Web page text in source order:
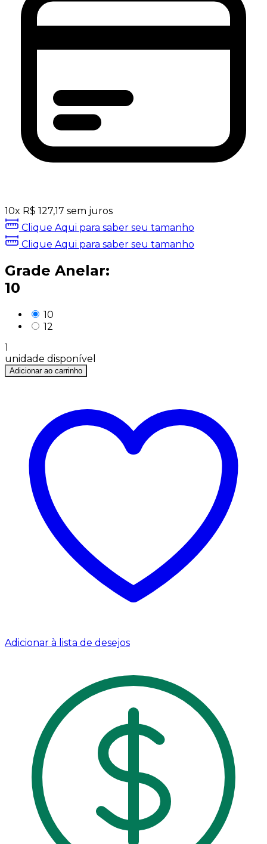
10x R$ 127,17 sem juros
Clique Aqui para saber seu tamanho
Clique Aqui para saber seu tamanho
Grade Anelar:
10
10
12
1
unidade disponível
Adicionar ao carrinho
Adicionar à lista de desejos